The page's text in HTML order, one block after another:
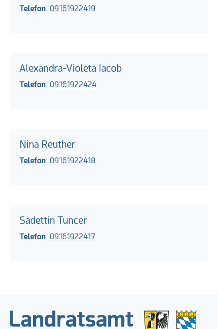
Telefon: 09161922419
Alexandra-Violeta Iacob
Telefon: 09161922424
Nina Reuther
Telefon: 09161922418
Sadettin Tuncer
Telefon: 09161922417